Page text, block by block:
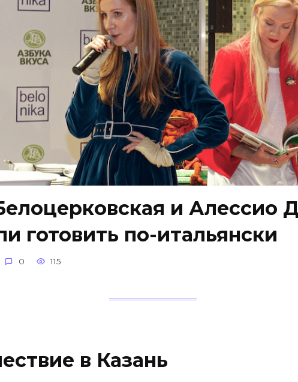
и Алессио
готовить по-итальянски
0 115
в Казань